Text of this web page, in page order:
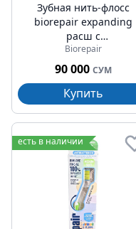
Зубная нить-флосс
biorepair expanding
расш с
гидроксиапатитом и
гиалуроновой кислотой
Biorepair
90 000 СУМ
Купить
есть в наличии